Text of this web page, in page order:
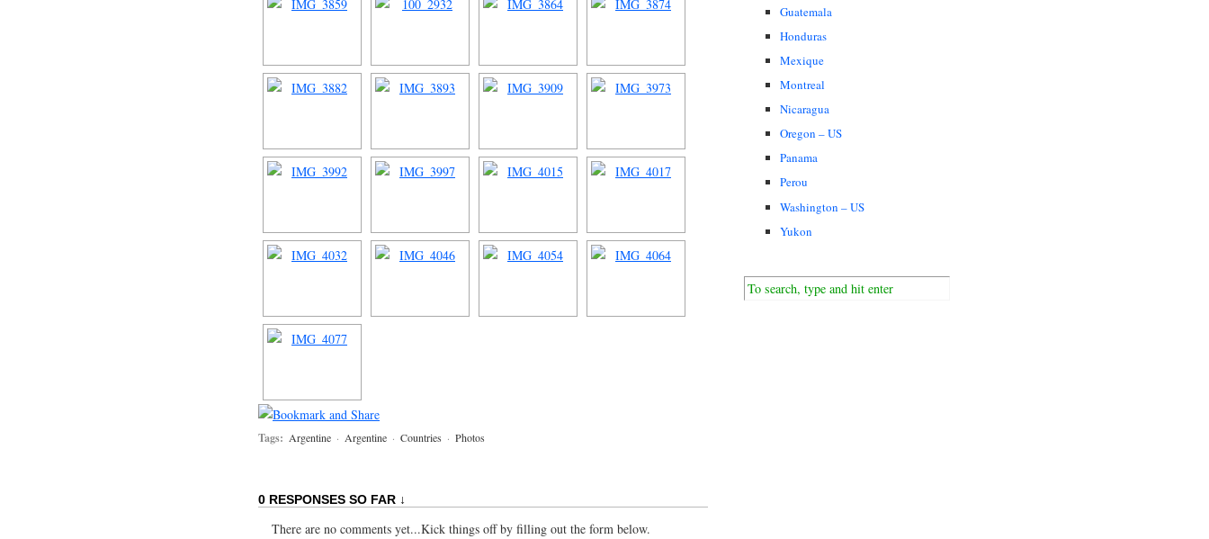
Tags: Argentine · Argentine · Countries · Photos
0 RESPONSES SO FAR ↓
There are no comments yet...Kick things off by filling out the form below.
Guatemala
Honduras
Mexique
Montreal
Nicaragua
Oregon – US
Panama
Perou
Washington – US
Yukon